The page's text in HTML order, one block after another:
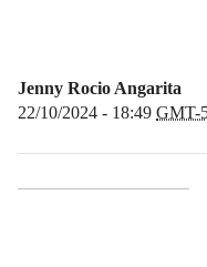
Jenny Rocio Angarita
22/10/2024 - 18:49 GMT-